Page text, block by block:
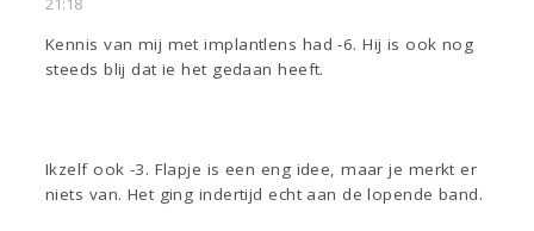
21:18
Kennis van mij met implantlens had -6. Hij is ook nog
steeds blij dat ie het gedaan heeft.
Ikzelf ook -3. Flapje is een eng idee, maar je merkt er
niets van. Het ging indertijd echt aan de lopende band.